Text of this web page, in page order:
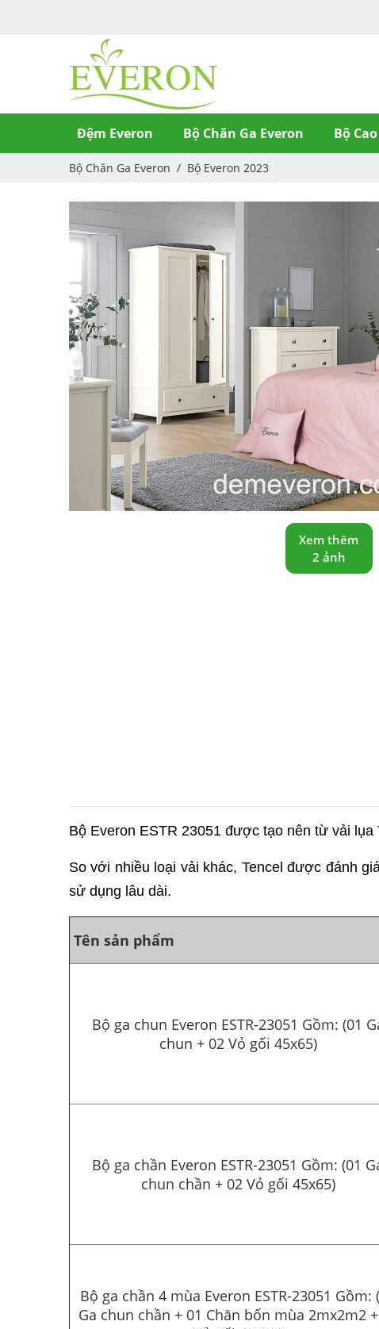
Đệm Everon Bộ Chăn Ga Everon Bộ
Bộ Chăn Ga Everon / Bộ Everon 2023
Xem thêm
2 ảnh
Bộ Everon ESTR 23051 được tạo nên từ vải
So với nhiều loại vải khác, Tencel được đánh
sử dụng lâu dài.
Tên sản phẩm
Bộ ga chun Everon ESTR-23051 Gồm: (01
chun + 02 Vỏ gối 45x65)
Bộ ga chần Everon ESTR-23051 Gồm: (01
chun chần + 02 Vỏ gối 45x65)
Bộ ga chần 4 mùa Everon ESTR-23051 Gồm:
Ga chun chần + 01 Chăn bốn mùa 2mx2m2